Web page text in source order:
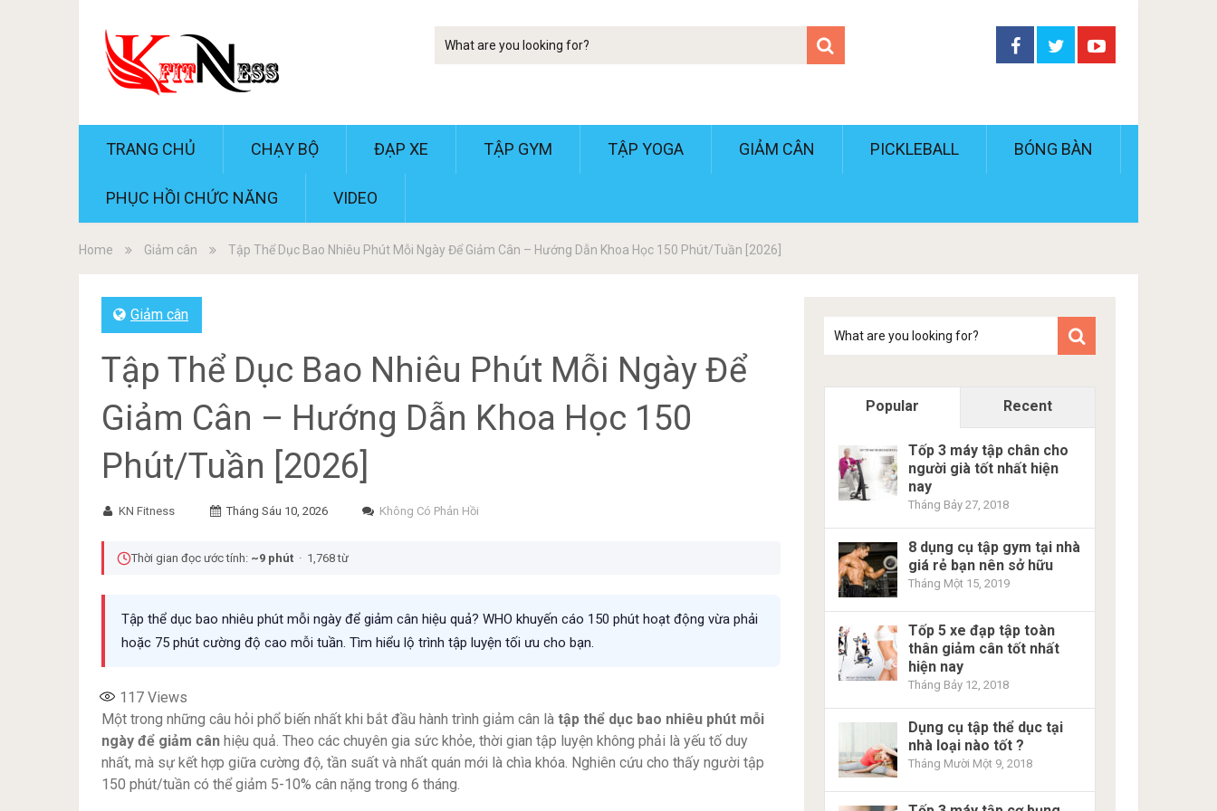
Tim
TRANG CHỦ CHẠY BỘ ĐẠP XE TẬP GYM TẬP YOGA GIẢM CÂN PICKLEBALL BÓNG BÀN
PHỤC HỒI CHỨC NĂNG VIDEO
Home Giảm cân Tập Thể Dục Bao Nhiêu Phút Mỗi Ngày Để Giảm Cân – Hướng Dẫn Khoa Học 150 Phút/Tuần [2026]
Giảm cân
Tập Thể Dục Bao Nhiêu Phút Mỗi Ngày Để
Giảm Cân – Hướng Dẫn Khoa Học 150
Phút/Tuần [2026]
KN Fitness Tháng Sáu 10, 2026 Không Có Phản Hồi
Thời gian đọc ước tính: ~9 phút · 1,768 từ
Tập thể dục bao nhiêu phút mỗi ngày để giảm cân hiệu quả? WHO khuyến cáo 150 phút hoạt động vừa phải
hoặc 75 phút cường độ cao mỗi tuần. Tìm hiểu lộ trình tập luyện tối ưu cho bạn.
117 Views
Một trong những câu hỏi phổ biến nhất khi bắt đầu hành trình giảm cân là tập thể dục bao nhiêu phút mỗi
ngày để giảm cân hiệu quả. Theo các chuyên gia sức khỏe, thời gian tập luyện không phải là yếu tố duy
nhất, mà sự kết hợp giữa cường độ, tần suất và nhất quán mới là chìa khóa. Nghiên cứu cho thấy người tập
150 phút/tuần có thể giảm 5-10% cân nặng trong 6 tháng.
kiem
Popular Recent
Tốp 3 máy tập chân cho
người già tốt nhất hiện
nay
Tháng Bảy 27, 2018
8 dụng cụ tập gym tại nhà
giá rẻ bạn nên sở hữu
Tháng Một 15, 2019
Tốp 5 xe đạp tập toàn
thân giảm cân tốt nhất
hiện nay
Tháng Bảy 12, 2018
Dụng cụ tập thể dục tại
nhà loại nào tốt ?
Tháng Mười Một 9, 2018